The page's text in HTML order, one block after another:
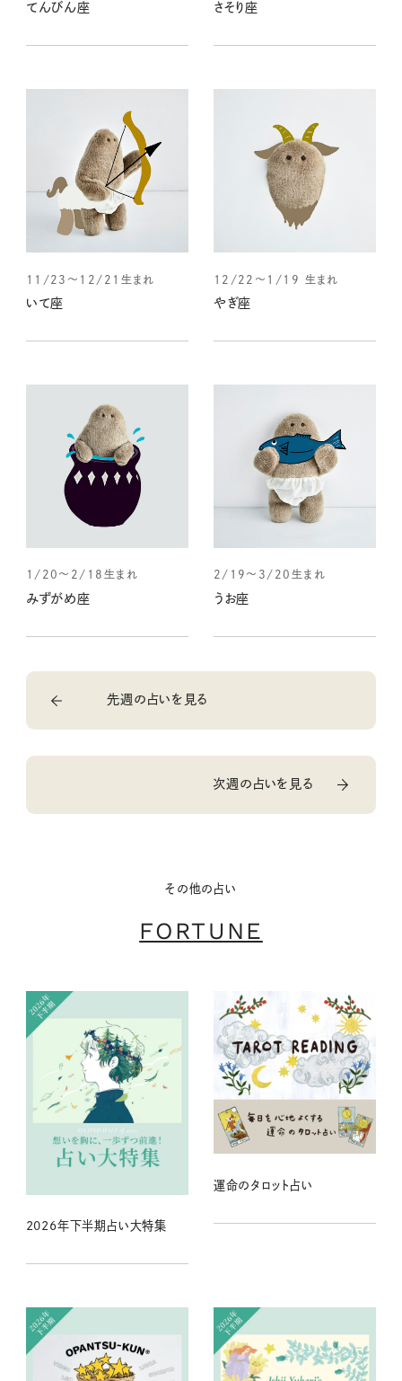
てんびん座 さそり座
11/23～12/21生まれ
いて座
12/22～1/19 生まれ
やぎ座
1/20～2/18生まれ
みずがめ座
2/19～3/20生まれ
うお座
先週の占いを見る
次週の占いを見る
その他の占い
FORTUNE
2026年下半期占い大特集
運命のタロット占い